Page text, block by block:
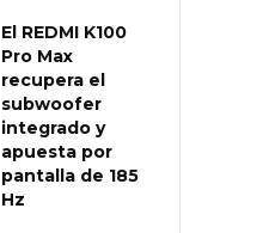
El REDMI K100
Pro Max
recupera el
subwoofer
integrado y
apuesta por
pantalla de 185
Hz